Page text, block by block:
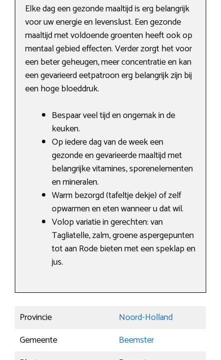
Elke dag een gezonde maaltijd is erg belangrijk
voor uw energie en levenslust. Een gezonde
maaltijd met voldoende groenten heeft ook op
mentaal gebied effecten. Verder zorgt het voor
een beter geheugen, meer concentratie en kan
een gevarieerd eetpatroon erg belangrijk zijn bij
een hoge bloeddruk.
Bespaar veel tijd en ongemak in de
keuken.
Op iedere dag van de week een
gezonde en gevarieerde maaltijd met
belangrijke vitamines, sporenelementen
en mineralen.
Warm bezorgd (tafeltje dekje) of zelf
opwarmen en eten wanneer u dat wil.
Volop variatie in gerechten: van
Tagliatelle, zalm, groene aspergepunten
tot aan Rode bieten met een speklap en
jus.
Provincie
Noord-Holland
Gemeente
Beemster